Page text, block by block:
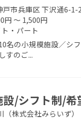
戸市兵庫区 下沢通6-1-
円 ～ 1,500円
・パート
名の小規模施設／シ
すのご...
/シフト制/希
（株式会社みらいず）